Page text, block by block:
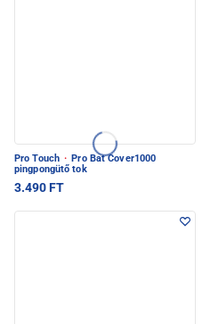
Pro Touch · Pro Bat Cover1000
pingpongütő tok
3.490 FT